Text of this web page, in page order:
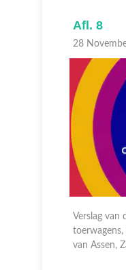
Afl. 8
28
Verslag van
van Assen,